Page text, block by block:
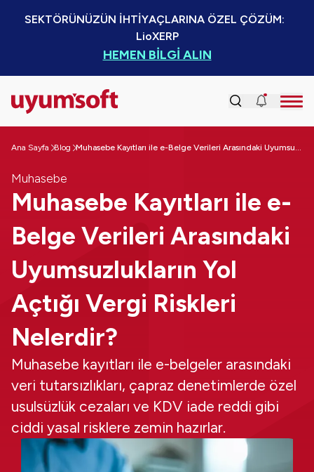
SEKTÖRÜNÜZÜN İHTİYAÇLARINA ÖZEL ÇÖZÜM:
LioXERP
HEMEN BİLGİ ALIN
Ana Sayfa Blog Muhasebe Kayıtları ile e-Belge Verileri Arasındaki Uyumsuzlukların Yol Açtığı Vergi Riskleri Nelerdir?
Muhasebe
Muhasebe Kayıtları ile e-
Belge Verileri Arasındaki
Uyumsuzlukların Yol
Açtığı Vergi Riskleri
Nelerdir?
Muhasebe kayıtları ile e-belgeler arasındaki
veri tutarsızlıkları, çapraz denetimlerde özel
usulsüzlük cezaları ve KDV iade reddi gibi
ciddi yasal risklere zemin hazırlar.